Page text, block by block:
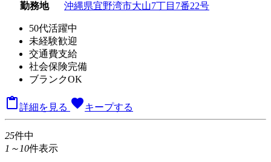
勤務地 沖縄県宜野湾市大山7丁目7番22号
50代活躍中
未経験歓迎
交通費支給
社会保険完備
ブランクOK
詳細を見る favoriteキープする
25件中
1～10件表示